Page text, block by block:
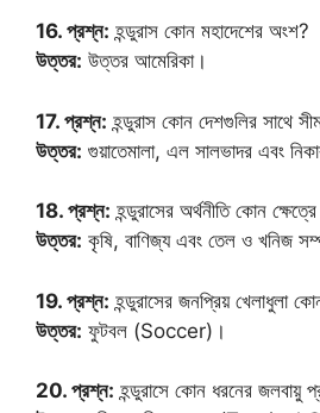
16. প্রশ্ন: হন্ডুরাস কোন মহাদেশের অংশ?
উত্তর: উত্তর আমেরিকা।
17. প্রশ্ন: হন্ডুরাস কোন দেশগুলির সাথে
উত্তর: গুয়াতেমালা, এল সালভাদর এবং
18. প্রশ্ন: হন্ডুরাসের অর্থনীতি কোন
উত্তর: কৃষি, বাণিজ্য এবং তেল ও খনিজ
19. প্রশ্ন: হন্ডুরাসের জনপ্রিয় খেলাধুলা
উত্তর: ফুটবল (Soccer)।
20. প্রশ্ন: হন্ডুরাসে কোন ধরনের জলবায়ু